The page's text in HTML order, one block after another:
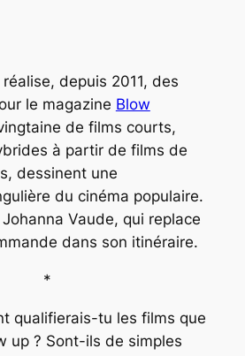
depuis 2011, des
le magazine Blow
de films courts,
à partir de films de
dessinent une
du cinéma populaire.
Vaude, qui replace
dans son itinéraire.
*
qualifierais-tu les films que
up ? Sont-ils de simples